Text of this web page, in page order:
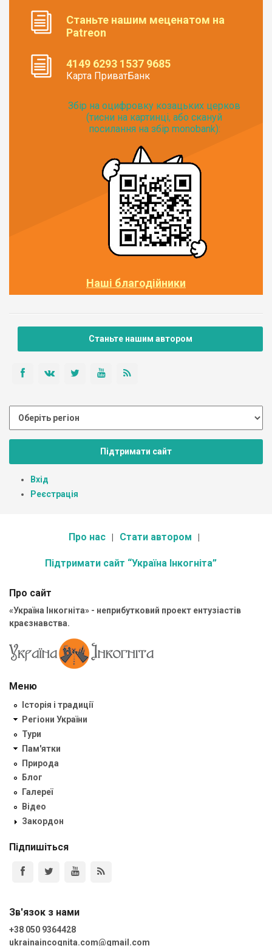
Станьте нашим меценатом на
Patreon
4149 6293 1537 9685
Карта ПриватБанк
Збір на оцифровку козацьких церков
(тисни на картинці, або скануй
посилання на збір monobank):
Наші благодійники
Станьте нашим автором
Підтримати сайт
Вхід
Реєстрація
Про нас Стати автором
Підтримати сайт “Україна Інкогніта”
Про сайт
«Україна Інкогніта» - неприбутковий проект ентузіастів
краєзнавства.
Меню
Історія і традиції
Регіони України
Тури
Пам'ятки
Природа
Блог
Галереї
Відео
Закордон
Підпишіться
Зв'язок з нами
+38 050 9364428
ukrainaincognita.com@gmail.com